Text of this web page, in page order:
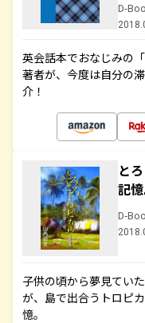
D-
英会話本でおなじみの
著者が、今度は自分の
介！
と
記
D-
子供の頃から夢見てい
が、島で出合うトロピ
憶。